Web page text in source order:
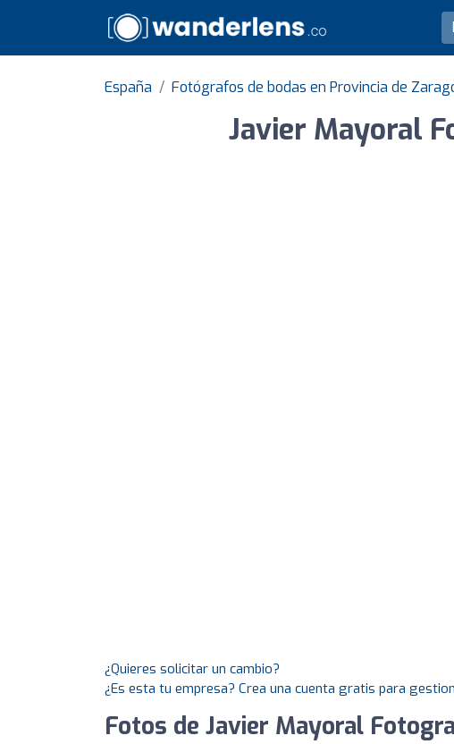
España Fotógrafos de bodas en Provincia de
Javier Mayoral
¿Quieres solicitar un cambio?
¿Es esta tu empresa? Crea una cuenta gratis para
Fotos de Javier Mayoral